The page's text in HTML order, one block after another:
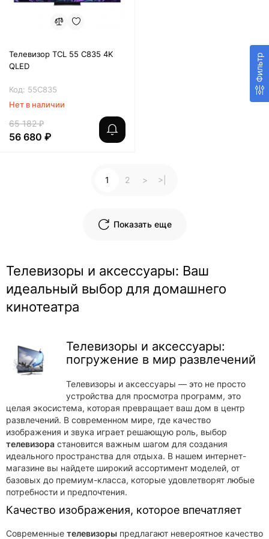
Фильтр
Телевизор TCL 55 C835 4K
QLED
Код: 55C835
Нет в наличии
65 182 ₽
56 680 ₽
Показать еще
1 2 > >|
Телевизоры и аксессуары: Ваш
идеальный выбор для домашнего
кинотеатра
Телевизоры и аксессуары:
погружение в мир развлечений
Телевизоры и аксессуары — это не просто
устройства для просмотра программ, это
целая экосистема, которая превращает ваш дом в центр
развлечений. В современном мире, где качество
изображения и звука играет решающую роль, выбор
телевизора становится важным шагом для создания
идеального пространства для отдыха. В нашем интернет-
магазине вы найдете широкий ассортимент моделей, от
базовых до премиум-класса, которые удовлетворят любые
потребности и предпочтения.
Качество изображения, которое впечатляет
Современные телевизоры предлагают невероятное качество